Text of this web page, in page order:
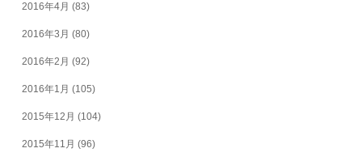
2016年4月 (83)
2016年3月 (80)
2016年2月 (92)
2016年1月 (105)
2015年12月 (104)
2015年11月 (96)